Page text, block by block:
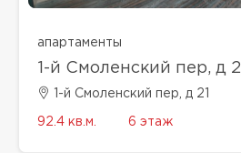
апартаменты
1-й Смоленский пер, д 21
1-й Смоленский пер, д 21
92.4 кв.м. 6 этаж